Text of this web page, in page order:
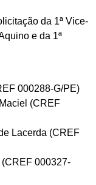
da 1ª Vice-
e da 1ª
000288-G/PE)
(CREF
Lacerda (CREF
000327-